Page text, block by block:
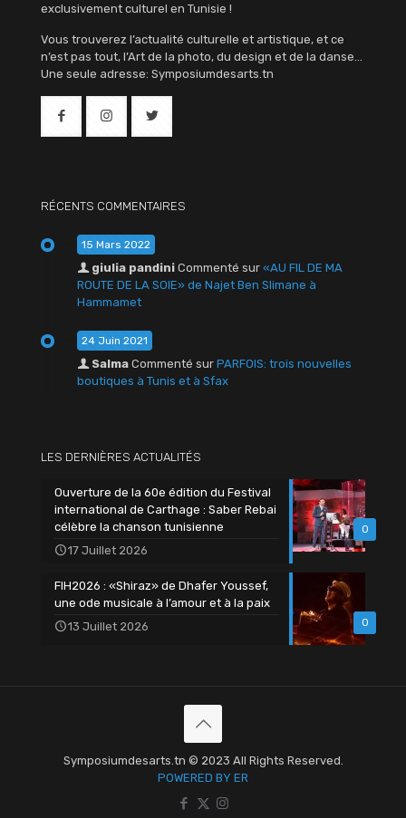
exclusivement culturel en Tunisie !
Vous trouverez l’actualité culturelle et artistique, et ce
n’est pas tout, l’Art de la photo, du design et de la danse…
Une seule adresse: Symposiumdesarts.tn
RÉCENTS COMMENTAIRES
15 Mars 2022
giulia pandini Commenté sur «AU FIL DE MA
ROUTE DE LA SOIE» de Najet Ben Slimane à
Hammamet
24 Juin 2021
Salma Commenté sur PARFOIS: trois nouvelles
boutiques à Tunis et à Sfax
LES DERNIÈRES ACTUALITÉS
0
Ouverture de la 60e édition du Festival
international de Carthage : Saber Rebai
célèbre la chanson tunisienne
17 Juillet 2026
0
FIH2026 : «Shiraz» de Dhafer Youssef,
une ode musicale à l’amour et à la paix
13 Juillet 2026
Symposiumdesarts.tn © 2023 All Rights Reserved.
POWERED BY ER